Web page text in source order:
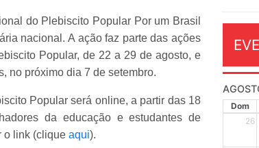
do Plebiscito Popular Por um Brasil
nacional. A ação faz parte das ações
Popular, de 22 a 29 de agosto, e
no próximo dia 7 de setembro.
Popular será online, a partir das 18
da educação e estudantes de
o link (clique aqui).
Dom
26